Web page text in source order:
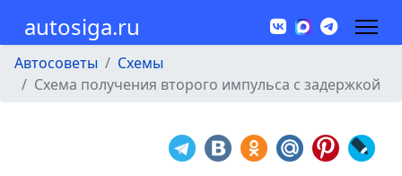
autosiga.ru
Автосоветы
Схемы
Схема получения второго импульса с задержкой